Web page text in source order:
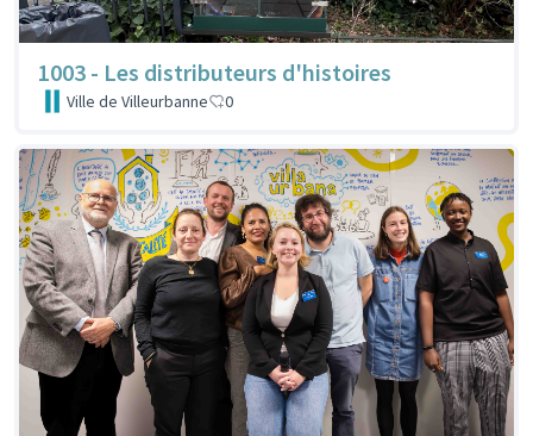
1003 - Les distributeurs d'histoires
Ville de Villeurbanne 0